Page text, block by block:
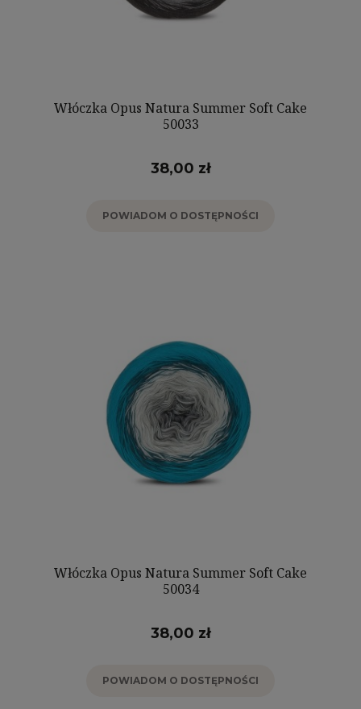
Włóczka Opus Natura Summer Soft Cake
50033
38,00 zł
POWIADOM O DOSTĘPNOŚCI
Włóczka Opus Natura Summer Soft Cake
50034
38,00 zł
POWIADOM O DOSTĘPNOŚCI